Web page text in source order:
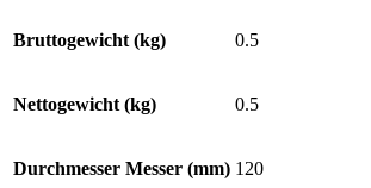
Bruttogewicht (kg) 0.5
Nettogewicht (kg) 0.5
Durchmesser Messer (mm) 120